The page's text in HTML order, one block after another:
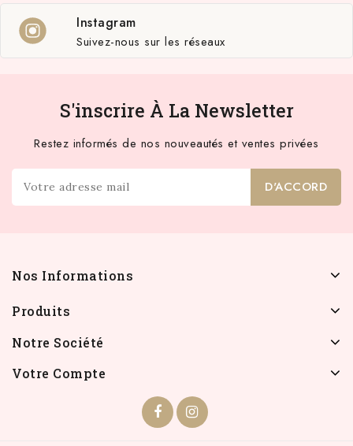
Instagram
Suivez-nous sur les réseaux
S'inscrire À La Newsletter
Restez informés de nos nouveautés et ventes privées
Nos Informations
Produits
Notre Société
Votre Compte